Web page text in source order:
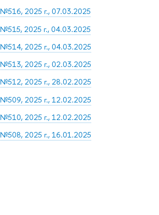
№516, 2025 г., 07.03.2025
№515, 2025 г., 04.03.2025
№514, 2025 г., 04.03.2025
№513, 2025 г., 02.03.2025
№512, 2025 г., 28.02.2025
№509, 2025 г., 12.02.2025
№510, 2025 г., 12.02.2025
№508, 2025 г., 16.01.2025